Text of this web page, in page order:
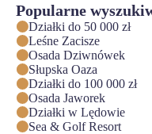
Popularne
Działki do 50 000 zł
Leśne Zacisze
Osada Dziwnówek
Słupska Oaza
Działki do 100 000 zł
Osada Jaworek
Działki w Lędowie
Sea & Golf Resort